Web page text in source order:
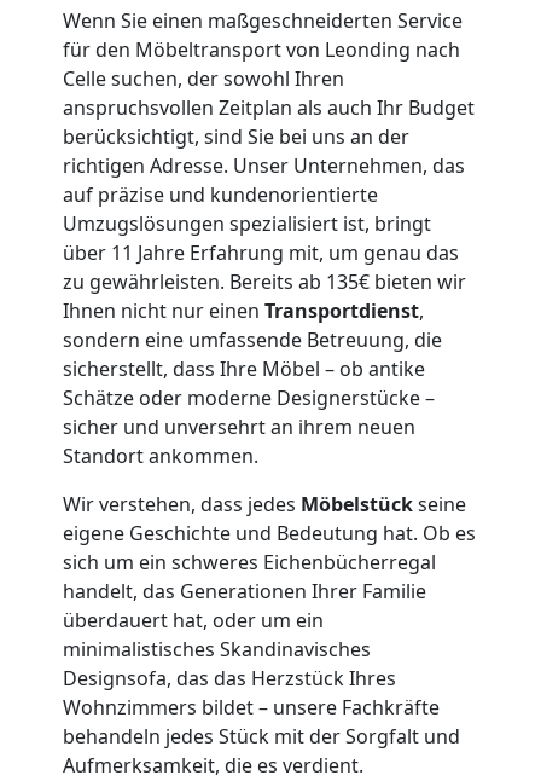
Wenn Sie einen maßgeschneiderten Service
für den Möbeltransport von Leonding nach
Celle suchen, der sowohl Ihren
anspruchsvollen Zeitplan als auch Ihr Budget
berücksichtigt, sind Sie bei uns an der
richtigen Adresse. Unser Unternehmen, das
auf präzise und kundenorientierte
Umzugslösungen spezialisiert ist, bringt
über 11 Jahre Erfahrung mit, um genau das
zu gewährleisten. Bereits ab 135€ bieten wir
Ihnen nicht nur einen Transportdienst,
sondern eine umfassende Betreuung, die
sicherstellt, dass Ihre Möbel – ob antike
Schätze oder moderne Designerstücke –
sicher und unversehrt an ihrem neuen
Standort ankommen.
Wir verstehen, dass jedes Möbelstückseine
eigene Geschichte und Bedeutung hat. Ob es
sich um ein schweres Eichenbücherregal
handelt, das Generationen Ihrer Familie
überdauert hat, oder um ein
minimalistisches Skandinavisches
Designsofa, das das Herzstück Ihres
Wohnzimmers bildet – unsere Fachkräfte
behandeln jedes Stück mit der Sorgfalt und
Aufmerksamkeit, die es verdient.
Umzug
Leonding
Mann
LKW
Möbellift
Leonding
Übersiedlung
Leonding
Klaviertransport